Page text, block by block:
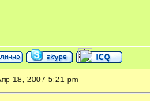
18, 2007 5:21 pm